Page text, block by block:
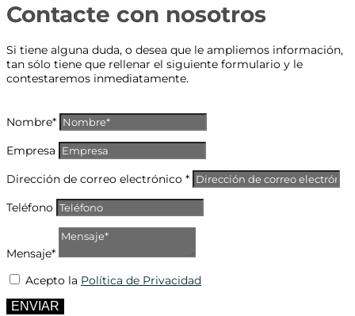
Contacte con nosotros
Si tiene alguna duda, o desea que le ampliemos información,
tan sólo tiene que rellenar el siguiente formulario y le
contestaremos inmediatamente.
Nombre*
Empresa
Dirección de correo electrónico *
Teléfono
Mensaje*
Acepto la Política de Privacidad
ENVIAR